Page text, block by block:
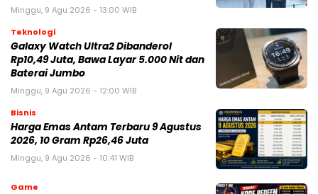
Minggu, 9 Agu 2026 - 13:00 WIB
Teknologi
Galaxy Watch Ultra2 Dibanderol
Rp10,49 Juta, Bawa Layar 5.000 Nit dan
Baterai Jumbo
Minggu, 9 Agu 2026 - 12:00 WIB
Bisnis
Harga Emas Antam Terbaru 9 Agustus
2026, 10 Gram Rp26,46 Juta
Minggu, 9 Agu 2026 - 10:41 WIB
Game